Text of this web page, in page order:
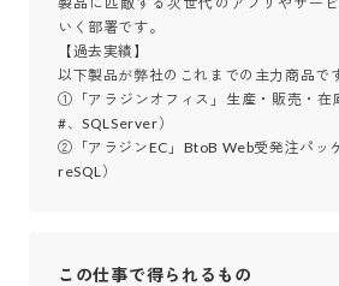
いく部署です。
【過去実績】
以下製品が弊社のこれまでの主力商品で
①「アラジンオフィス」生産・販売・在
#、SQLServer）
②「アラジンEC」BtoB Web受発注パッ
reSQL）
この仕事で得られるもの